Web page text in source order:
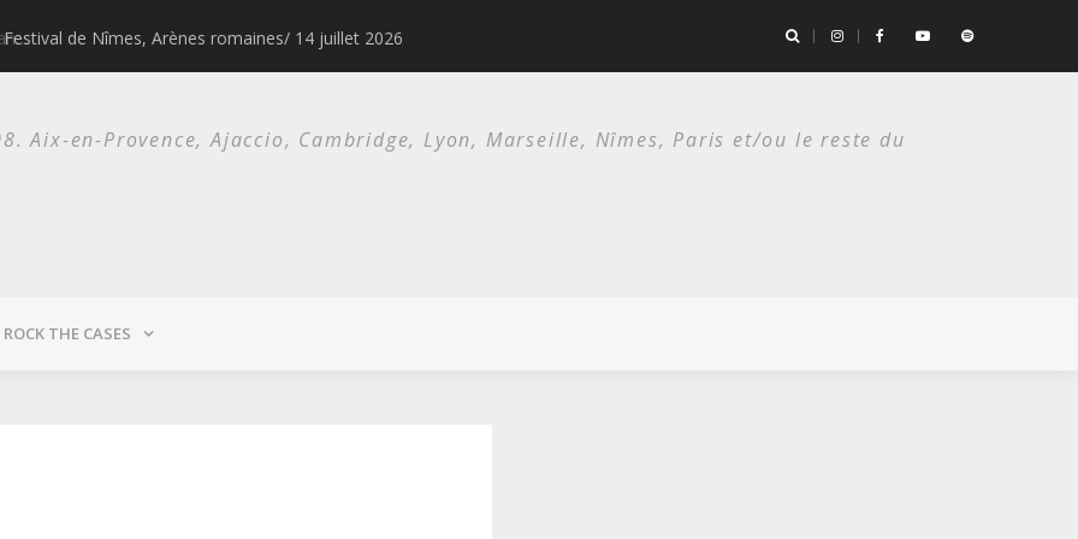
de Nîmes, Arènes romaines/ 14 juillet 2026
Aix-en-Provence, Ajaccio, Cambridge, Lyon, Marseille, Nîmes, Paris et/ou le reste du
ROCK THE CASES